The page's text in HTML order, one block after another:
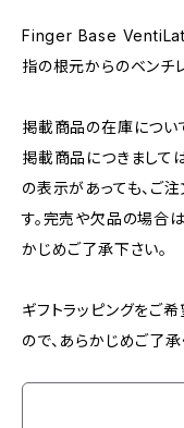
Finger Base
指の根元からのベンチ
掲載商品の在庫につい
掲載商品につきまして
の表示があっても、ご
す。完売や欠品の場合
かじめご了承下さい。
ギフトラッピングをご
ので、あらかじめご了承